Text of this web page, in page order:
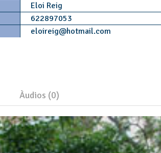
Eloi Reig
622897053
eloireig@hotmail.com
Àudios (0)